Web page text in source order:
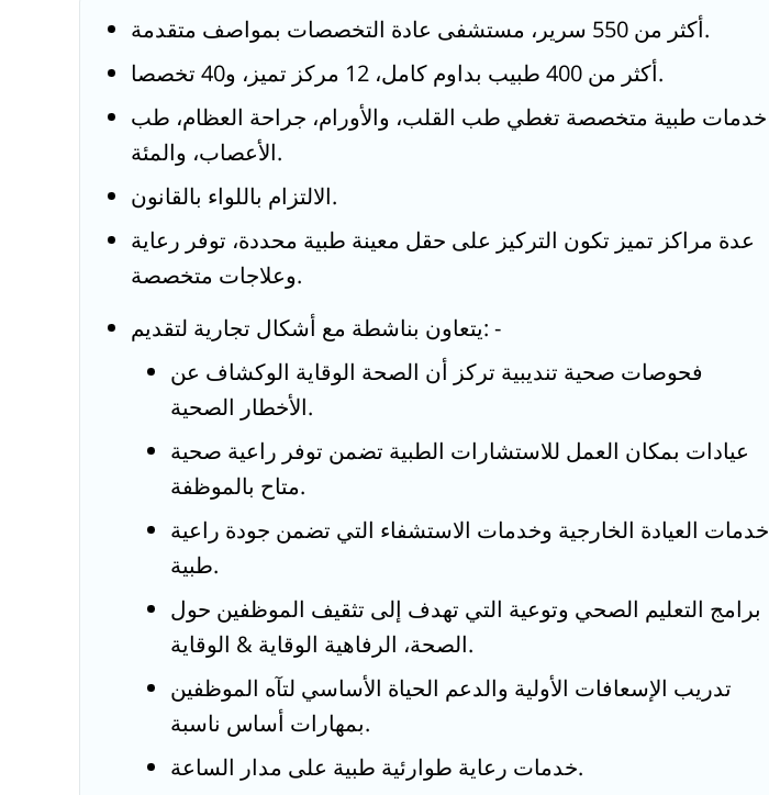
أكثر من 550 سرير، مستشفى عادة التخصصات بمواصف متقدمة.
أكثر من 400 طبيب بداوم كامل، 12 مركز تميز، و40 تخصصا.
خدمات طبية متخصصة تغطي طب القلب، والأورام، جراحة العظام، طب
الأعصاب، والمئة.
الالتزام باللواء بالقانون.
عدة مراكز تميز تكون التركيز على حقل معينة طبية محددة، توفر رعاية
وعلاجات متخصصة.
يتعاون بناشطة مع أشكال تجارية لتقديم: -
فحوصات صحية تنديبية تركز أن الصحة الوقاية الوكشاف عن
الأخطار الصحية.
عيادات بمكان العمل للاستشارات الطبية تضمن توفر راعية صحية
متاح بالموظفة.
خدمات العيادة الخارجية وخدمات الاستشفاء التي تضمن جودة راعية
طبية.
برامج التعليم الصحي وتوعية التي تهدف إلى تثقيف الموظفين حول
الصحة، الرفاهية الوقاية & الوقاية.
تدريب الإسعافات الأولية والدعم الحياة الأساسي لتآه الموظفين
بمهارات أساس ناسبة.
خدمات رعاية طوارئية طبية على مدار الساعة.